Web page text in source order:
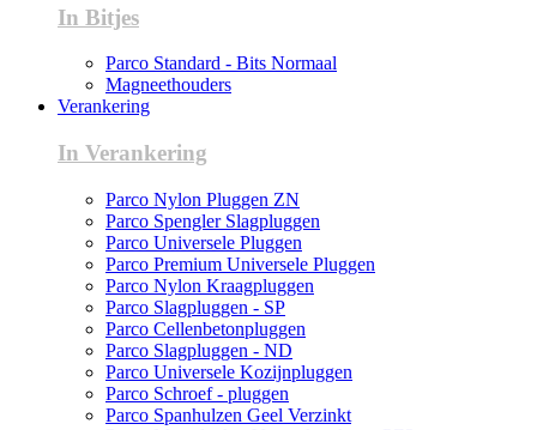
In Bitjes
Parco Standard - Bits Normaal
Magneethouders
Verankering
In Verankering
Parco Nylon Pluggen ZN
Parco Spengler Slagpluggen
Parco Universele Pluggen
Parco Premium Universele Pluggen
Parco Nylon Kraagpluggen
Parco Slagpluggen - SP
Parco Cellenbetonpluggen
Parco Slagpluggen - ND
Parco Universele Kozijnpluggen
Parco Schroef - pluggen
Parco Spanhulzen Geel Verzinkt